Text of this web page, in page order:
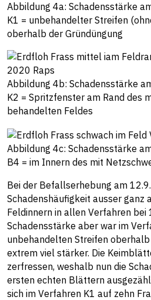
Abbildung 4a: Schadensstärke
K1 = unbehandelter Streifen
oberhalb der Gründüngung
Abbildung 4b: Schadensstärke
K2 = Spritzfenster am Rand des
behandelten Feldes
Abbildung 4c: Schadensstärke
B4 = im Innern des mit
Bei der Befallserhebung am
Schadenshäufigkeit ausser ganz
Feldinnern in allen Verfahren bei
Schadensstärke aber war im
unbehandelten Streifen
extrem viel stärker. Die
zerfressen, weshalb nun die
ersten echten Blättern
sich im Verfahren K1 auf zehn